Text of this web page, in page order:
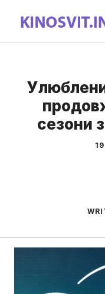
вмісту
сезони